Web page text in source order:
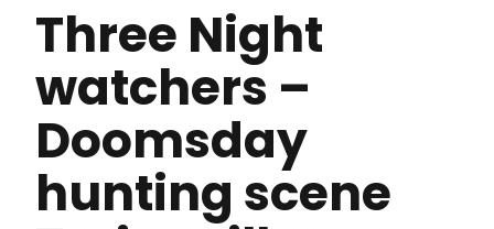
Three Night
watchers –
Doomsday
hunting scene